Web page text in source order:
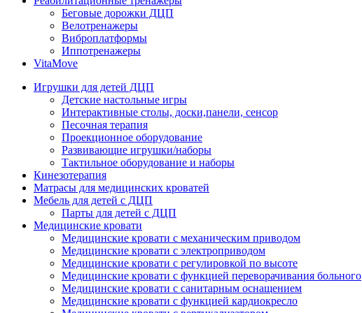
Беговые дорожки ДЦП
Велотренажеры
Виброплатформы
Иппотренажеры
VitaMove
Игрушки для детей ДЦП
Детские настольные игры
Интерактивные столы, доски,панели, сенсор
Песочная терапия
Проекционное оборудование
Развивающие игрушки/наборы
Тактильное оборудование и наборы
Кинезотерапия
Матрасы для медицинских кроватей
Мебель для детей с ДЦП
Парты для детей с ДЦП
Медицинские кровати
Медицинские кровати с механическим приводом
Медицинские кровати с электроприводом
Медицинские кровати с регулировкой по высоте
Медицинские кровати с функцией переворачивания больного
Медицинские кровати с санитарным оснащением
Медицинские кровати с функцией кардиокресло